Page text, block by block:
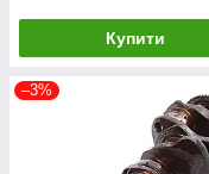
Купити
–3%